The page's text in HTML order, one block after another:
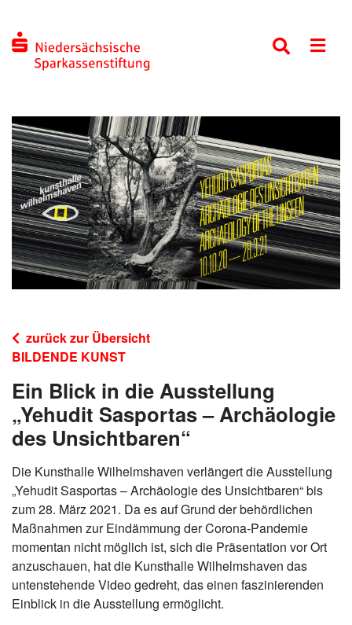
zurück zur Übersicht
BILDENDE KUNST
Ein Blick in die Ausstellung
„Yehudit Sasportas – Archäologie
des Unsichtbaren“
Die Kunsthalle Wilhelmshaven verlängert die Ausstellung
„Yehudit Sasportas – Archäologie des Unsichtbaren“ bis
zum 28. März 2021. Da es auf Grund der behördlichen
Maßnahmen zur Eindämmung der Corona-Pandemie
momentan nicht möglich ist, sich die Präsentation vor Ort
anzuschauen, hat die Kunsthalle Wilhelmshaven das
untenstehende Video gedreht, das einen faszinierenden
Einblick in die Ausstellung ermöglicht.